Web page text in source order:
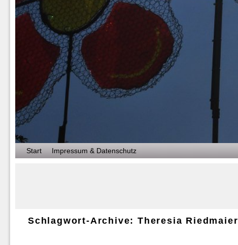
Zum Inhalt wechseln
Zum sekundären Inhalt wechseln
Start Impressum & Datenschutz
Schlagwort-Archive:Theresia Riedmaier